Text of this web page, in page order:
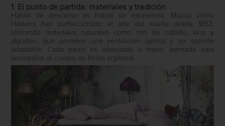
1. El punto de partida: materiales y tradición
Hablar de descanso es hablar de excelencia. Marcas como
Hästens
han perfeccionado el arte del sueño desde 1852,
utilizando materiales naturales como crin de caballo, lana y
algodón, que permiten una ventilación óptima y un soporte
adaptable. Cada pieza es elaborada a mano, pensada para
acompañar el cuerpo de forma orgánica.